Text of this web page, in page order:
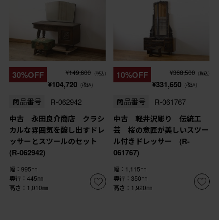
30%OFF ¥149,600 (税込)
¥104,720 (税込)
商品番号 R-062942
中古 永田良介商店 クラシ
カルな雰囲気を醸し出すドレ
ッサーとスツールのセット
(R-062942)
幅：995㎜
奥行：445㎜
高さ：1,010㎜
10%OFF ¥368,500 (税込)
¥331,650 (税込)
商品番号 R-061767
中古 軽井沢彫り 伝統工
芸 桜の意匠が美しいスツー
ル付きドレッサー (R-
061767)
幅：1,115㎜
奥行：350㎜
高さ：1,920㎜